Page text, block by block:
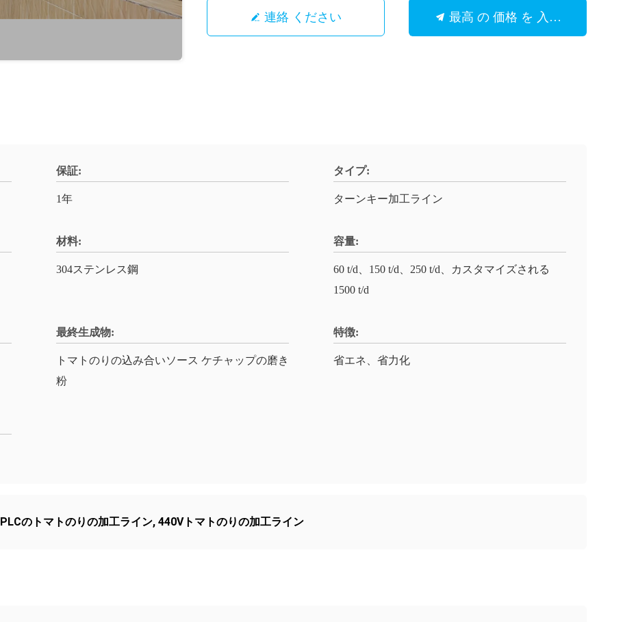
連絡 ください 最高 の 価格 を 入手 する
保証:
1年
タイプ:
ターンキー加工ライン
材料:
304ステンレス鋼
容量:
60 t/d、150 t/d、250 t/d、カスタマイズされる
1500 t/d
最終生成物:
トマトのりの込み合いソース ケチャップの磨き
粉
特徴:
省エネ、省力化
PLCのトマトのりの加工ライン, 440Vトマトのりの加工ライン